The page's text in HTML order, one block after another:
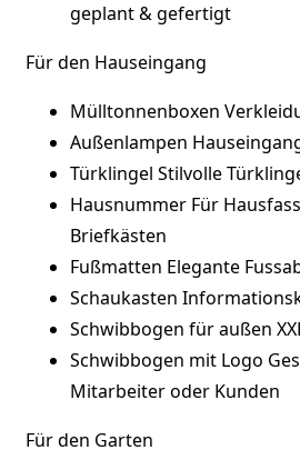
geplant & gefertigt
Für den Hauseingang
Mülltonnenboxen
Außenlampen
Türklingel Stilvolle
Hausnummer Für
Briefkästen
Fußmatten Elegante
Schaukasten
Schwibbogen für außen
Schwibbogen mit Logo
Mitarbeiter oder Kunden
Für den Garten